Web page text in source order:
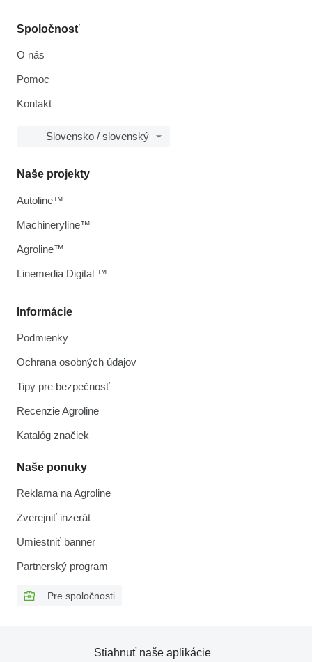
Spoločnosť
O nás
Pomoc
Kontakt
Slovensko / slovenský
Informácie
Podmienky
Ochrana osobných údajov
Tipy pre bezpečnosť
Recenzie Agroline
Katalóg značiek
Naše ponuky
Reklama na Agroline
Zverejniť inzerát
Umiestniť banner
Partnerský program
Pre spoločnosti
Naše projekty
Autoline™
Machineryline™
Agroline™
Linemedia Digital ™
Stiahnuť naše aplikácie